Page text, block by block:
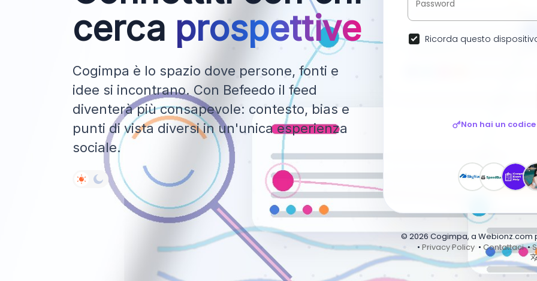
cerca prospettive
Cogimpa è lo spazio dove persone, fonti e
idee si incontrano. Con Befeedo il feed
diventerà più consapevole: contesto, bias e
punti di vista diversi in un'unica esperienza
sociale.
Ricorda questo
Non hai un
© 2026 Cogimpa, a Webionz.com
•Privacy Policy •Contattaci•